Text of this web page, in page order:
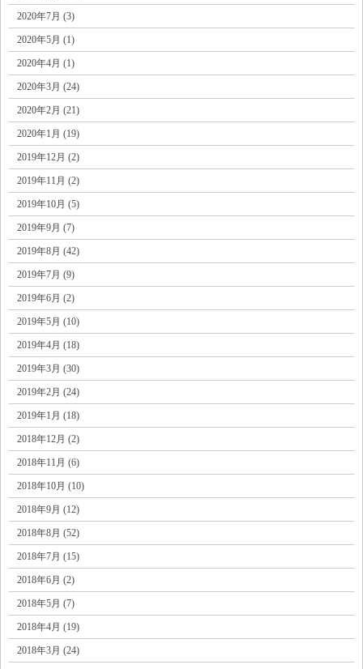
2020年7月 (3)
2020年5月 (1)
2020年4月 (1)
2020年3月 (24)
2020年2月 (21)
2020年1月 (19)
2019年12月 (2)
2019年11月 (2)
2019年10月 (5)
2019年9月 (7)
2019年8月 (42)
2019年7月 (9)
2019年6月 (2)
2019年5月 (10)
2019年4月 (18)
2019年3月 (30)
2019年2月 (24)
2019年1月 (18)
2018年12月 (2)
2018年11月 (6)
2018年10月 (10)
2018年9月 (12)
2018年8月 (52)
2018年7月 (15)
2018年6月 (2)
2018年5月 (7)
2018年4月 (19)
2018年3月 (24)